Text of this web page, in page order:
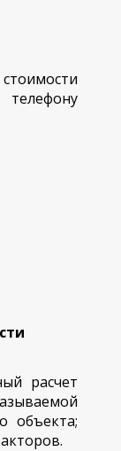
расчет
объекта;